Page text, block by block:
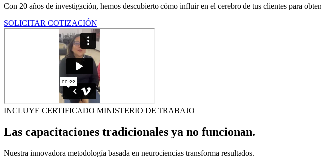
Con 20 años de investigación, hemos descubierto cómo influir en el cerebro de tus clientes para
SOLICITAR COTIZACIÓN
INCLUYE CERTIFICADO MINISTERIO DE TRABAJO
Las capacitaciones tradicionales ya no funcionan.
Nuestra innovadora metodología basada en neurociencias transforma resultados.